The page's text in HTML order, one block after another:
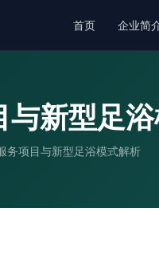
首页 企业简
新型足
务项目与新型足浴模式解析